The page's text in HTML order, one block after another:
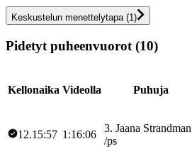
Keskustelun menettelytapa(1)
Pidetyt puheenvuorot (10)
Kellonaika Videolla Puhuja
12.15:57 1:16:06
3. Jaana Strandman
/ps